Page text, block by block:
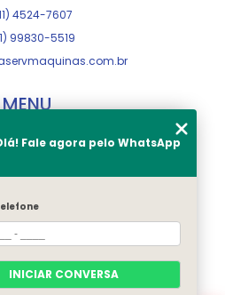
4524-7607
99830-5519
MENU
E USINAGEM
LOJA
CONTATO
Fale agora pelo WhatsApp
INICIAR CONVERSA